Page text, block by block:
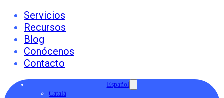
Servicios
Recursos
Blog
Conócenos
Contacto
Español
Català